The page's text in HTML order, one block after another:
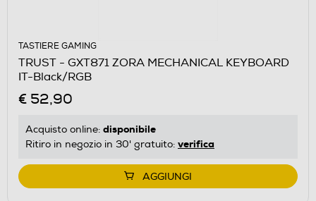
TASTIERE GAMING
TRUST - GXT871 ZORA MECHANICAL KEYBOARD
IT-Black/RGB
€ 52,90
Acquisto online: disponibile
Ritiro in negozio in 30' gratuito: verifica
AGGIUNGI